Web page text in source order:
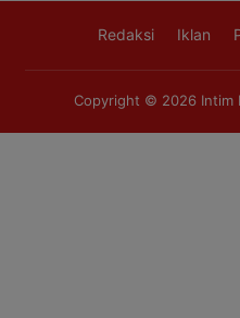
Redaksi Iklan
Copyright © 2026 Intim